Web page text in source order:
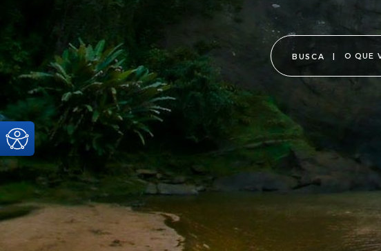
BUSCA